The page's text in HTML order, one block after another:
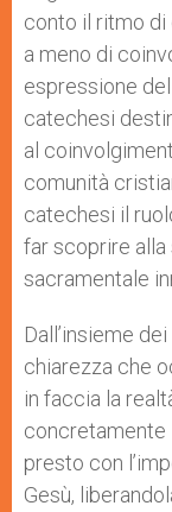
conto il ritmo di
a meno di
espressione
catechesi
al
comunità
catechesi il
far scoprire alla
sacramentale
Dall’insieme
chiarezza che
in faccia la
concretamente
presto con
Gesù,